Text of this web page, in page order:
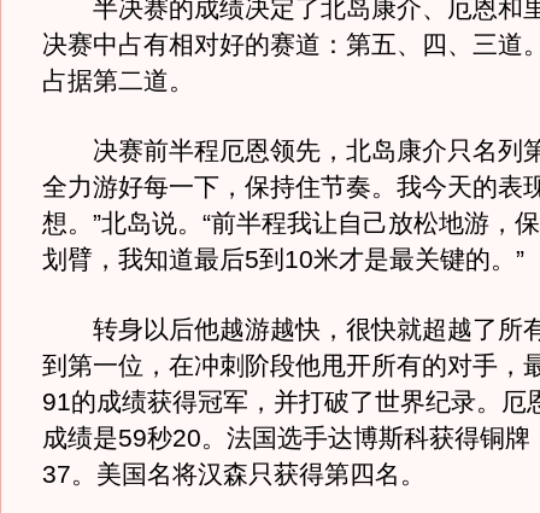
半决赛的成绩决定了北岛康介、厄恩和
决赛中占有相对好的赛道：第五、四、三道
占据第二道。
决赛前半程厄恩领先，北岛康介只名列
全力游好每一下，保持住节奏。我今天的表
想。”北岛说。“前半程我让自己放松地游，
划臂，我知道最后5到10米才是最关键的。”
转身以后他越游越快，很快就超越了所
到第一位，在冲刺阶段他甩开所有的对手，
91的成绩获得冠军，并打破了世界纪录。厄
成绩是59秒20。法国选手达博斯科获得铜牌
37。美国名将汉森只获得第四名。